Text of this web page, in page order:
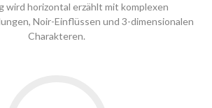
wird horizontal erzählt mit komplexen
Noir-Einflüssen und 3-dimensionalen
Charakteren.